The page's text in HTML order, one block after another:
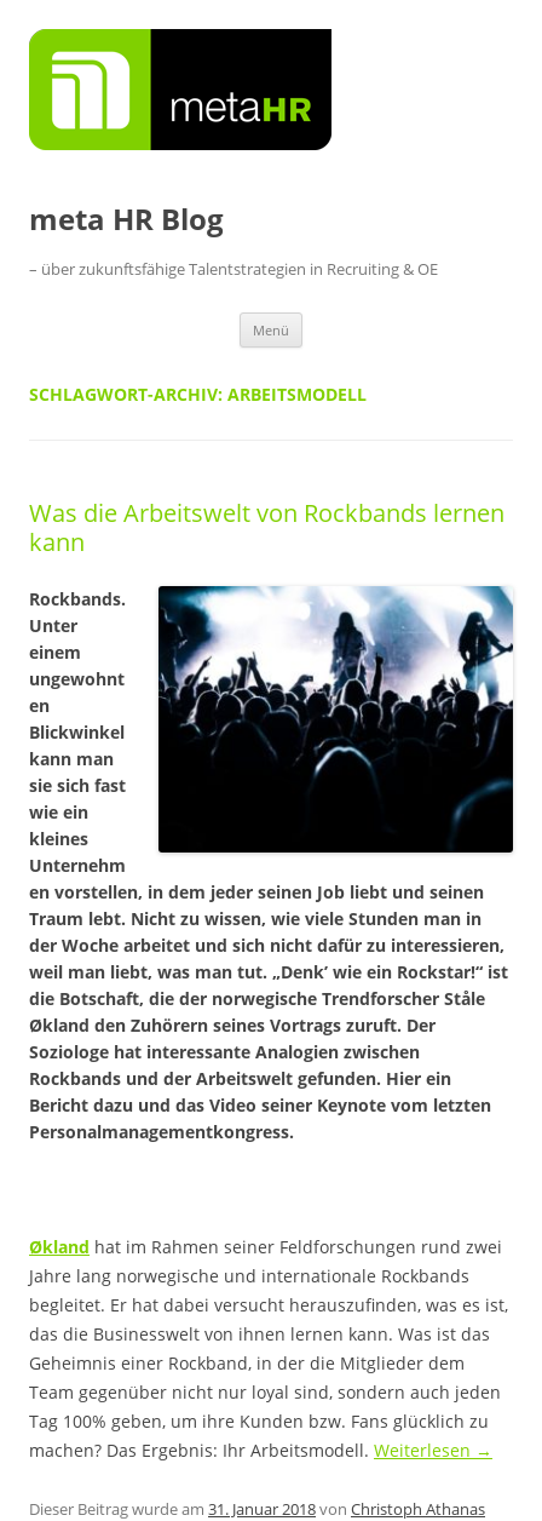
Inhalt
springen
meta HR Blog
– über zukunftsfähige Talentstrategien in Recruiting & OE
Menü
SCHLAGWORT-ARCHIV: ARBEITSMODELL
Was die Arbeitswelt von Rockbands lernen
kann
Rockbands.
Unter
einem
ungewohnt
en
Blickwinkel
kann man
sie sich fast
wie ein
kleines
Unternehm
en vorstellen, in dem jeder seinen Job liebt und seinen
Traum lebt. Nicht zu wissen, wie viele Stunden man in
der Woche arbeitet und sich nicht dafür zu interessieren,
weil man liebt, was man tut. „Denk’ wie ein Rockstar!“ ist
die Botschaft, die der norwegische Trendforscher Ståle
Økland den Zuhörern seines Vortrags zuruft. Der
Soziologe hat interessante Analogien zwischen
Rockbands und der Arbeitswelt gefunden. Hier ein
Bericht dazu und das Video seiner Keynote vom letzten
Personalmanagementkongress.
Økland hat im Rahmen seiner Feldforschungen rund zwei
Jahre lang norwegische und internationale Rockbands
begleitet. Er hat dabei versucht herauszufinden, was es ist,
das die Businesswelt von ihnen lernen kann. Was ist das
Geheimnis einer Rockband, in der die Mitglieder dem
Team gegenüber nicht nur loyal sind, sondern auch jeden
Tag 100% geben, um ihre Kunden bzw. Fans glücklich zu
machen? Das Ergebnis: Ihr Arbeitsmodell. Weiterlesen →
Dieser Beitrag wurde am 31. Januar 2018von Christoph Athanas